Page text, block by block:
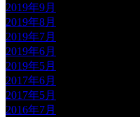
2019年9月
2019年8月
2019年7月
2019年6月
2019年5月
2017年6月
2017年5月
2016年7月